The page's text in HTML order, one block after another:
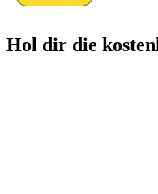
Hol dir die